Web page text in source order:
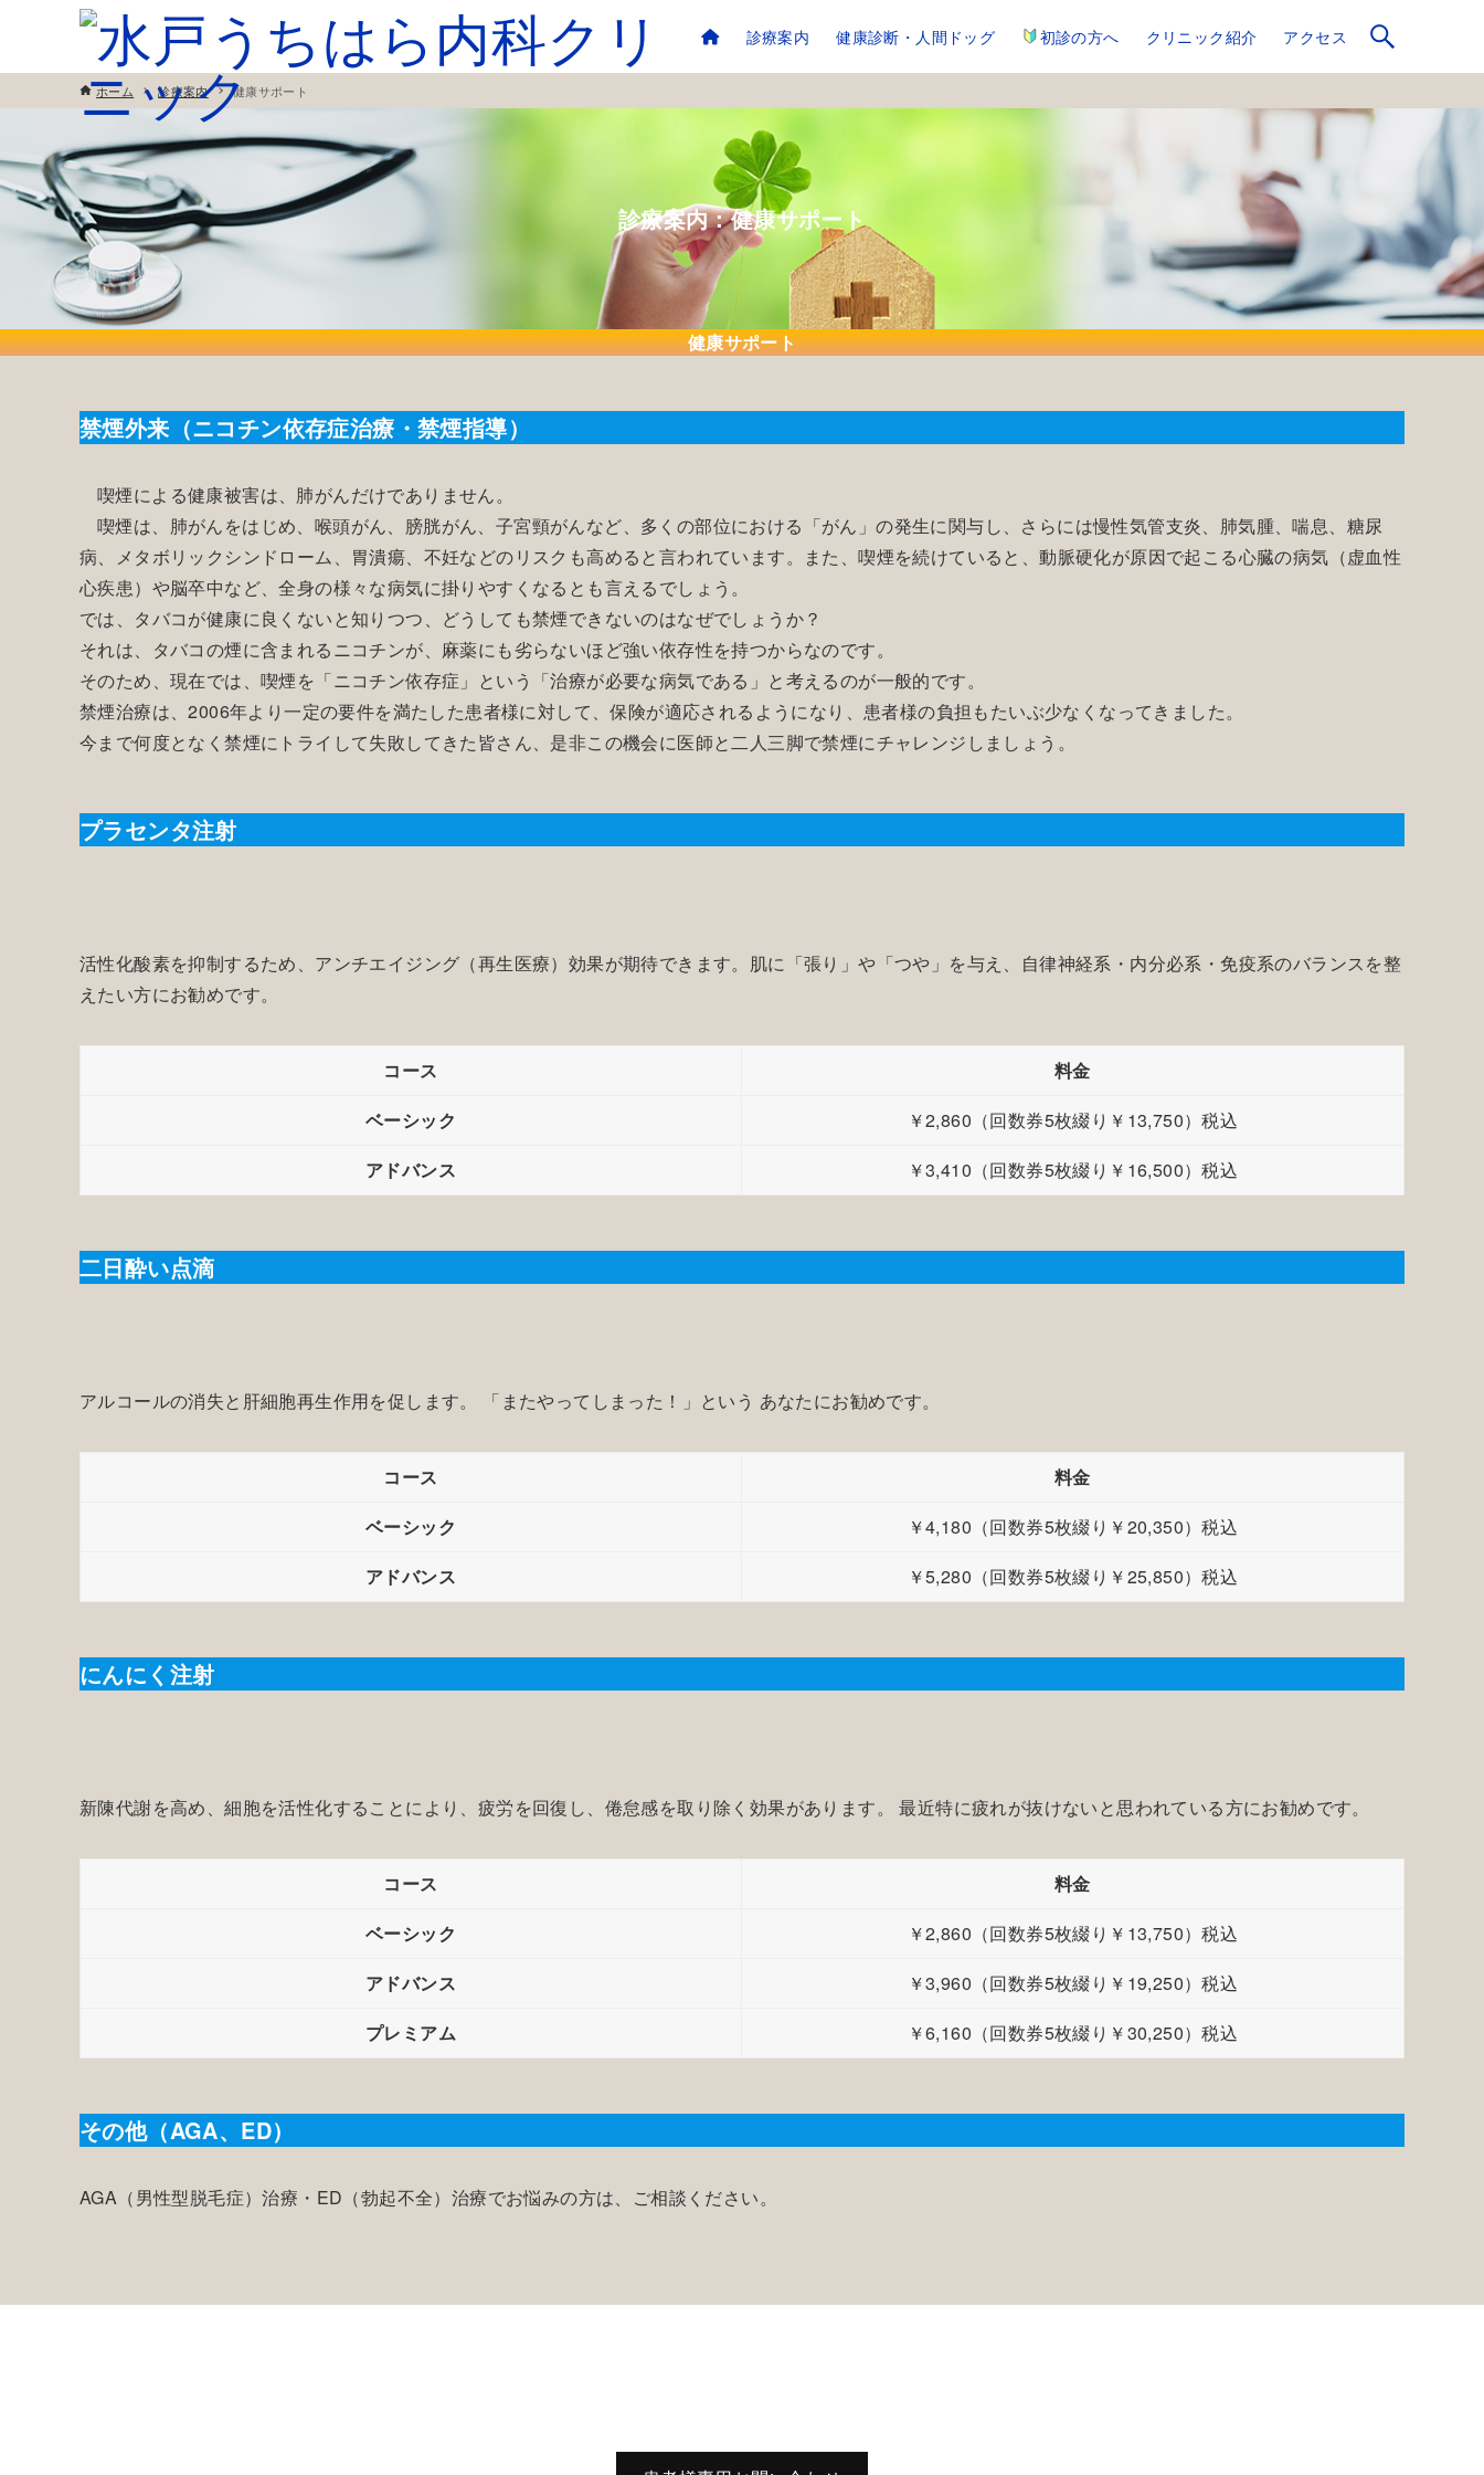
診療案内 健康診断・人間ドッグ 初診の方へ クリニック紹介 アクセス
ホーム 診療案内 健康サポート
診療案内：健康サポート
健康サポート
禁煙外来（ニコチン依存症治療・禁煙指導）
喫煙による健康被害は、肺がんだけでありません。
喫煙は、肺がんをはじめ、喉頭がん、膀胱がん、子宮頸がんなど、多くの部位における「がん」の発生に関与し、さらには慢性気管支炎、肺気腫、喘息、糖尿
病、メタボリックシンドローム、胃潰瘍、不妊などのリスクも高めると言われています。また、喫煙を続けていると、動脈硬化が原因で起こる心臓の病気（虚血性
心疾患）や脳卒中など、全身の様々な病気に掛りやすくなるとも言えるでしょう。
では、タバコが健康に良くないと知りつつ、どうしても禁煙できないのはなぜでしょうか？
それは、タバコの煙に含まれるニコチンが、麻薬にも劣らないほど強い依存性を持つからなのです。
そのため、現在では、喫煙を「ニコチン依存症」という「治療が必要な病気である」と考えるのが一般的です。
禁煙治療は、2006年より一定の要件を満たした患者様に対して、保険が適応されるようになり、患者様の負担もたいぶ少なくなってきました。
今まで何度となく禁煙にトライして失敗してきた皆さん、是非この機会に医師と二人三脚で禁煙にチャレンジしましょう。
プラセンタ注射
活性化酸素を抑制するため、アンチエイジング（再生医療）効果が期待できます。肌に「張り」や「つや」を与え、自律神経系・内分必系・免疫系のバランスを整
えたい方にお勧めです。
コース
料金
ベーシック
￥2,860（回数券5枚綴り￥13,750）税込
アドバンス
￥3,410（回数券5枚綴り￥16,500）税込
二日酔い点滴
アルコールの消失と肝細胞再生作用を促します。 「またやってしまった！」という あなたにお勧めです。
コース
料金
ベーシック
￥4,180（回数券5枚綴り￥20,350）税込
アドバンス
￥5,280（回数券5枚綴り￥25,850）税込
にんにく注射
新陳代謝を高め、細胞を活性化することにより、疲労を回復し、倦怠感を取り除く効果があります。 最近特に疲れが抜けないと思われている方にお勧めです。
コース
料金
ベーシック
￥2,860（回数券5枚綴り￥13,750）税込
アドバンス
￥3,960（回数券5枚綴り￥19,250）税込
プレミアム
￥6,160（回数券5枚綴り￥30,250）税込
その他（AGA、ED）
AGA（男性型脱毛症）治療・ED（勃起不全）治療でお悩みの方は、ご相談ください。